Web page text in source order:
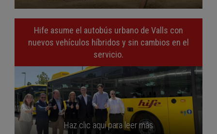
Hife asume el autobús urbano de Valls con
nuevos vehículos híbridos y sin cambios en el
servicio.
Haz clic aquí para leer más